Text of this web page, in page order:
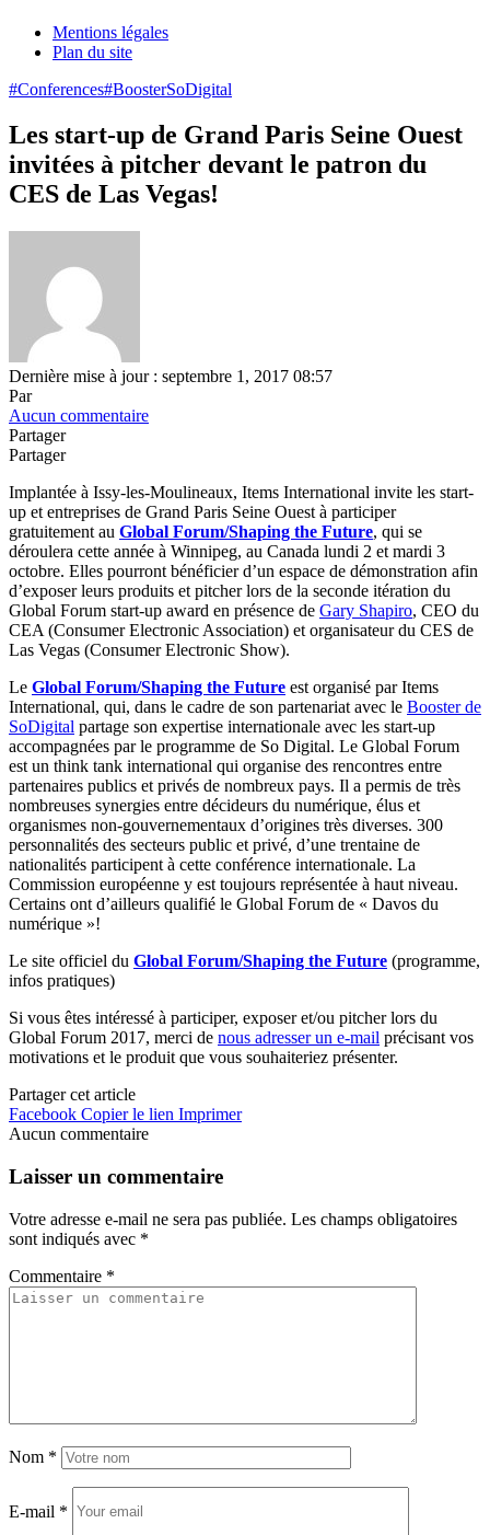
Mentions légales
Plan du site
#Conferences#BoosterSoDigital
Les start-up de Grand Paris Seine Ouest
invitées à pitcher devant le patron du
CES de Las Vegas!
Dernière mise à jour : septembre 1, 2017 08:57
Par
Aucun commentaire
Partager
Partager
Implantée à Issy-les-Moulineaux, Items International invite les start-
up et entreprises de Grand Paris Seine Ouest à participer
gratuitement au Global Forum/Shaping the Future, qui se
déroulera cette année à Winnipeg, au Canada lundi 2 et mardi 3
octobre. Elles pourront bénéficier d’un espace de démonstration afin
d’exposer leurs produits et pitcher lors de la seconde itération du
Global Forum start-up award en présence de Gary Shapiro, CEO du
CEA (Consumer Electronic Association) et organisateur du CES de
Las Vegas (Consumer Electronic Show).
Le Global Forum/Shaping the Future est organisé par Items
International, qui, dans le cadre de son partenariat avec le Booster de
SoDigital partage son expertise internationale avec les start-up
accompagnées par le programme de So Digital. Le Global Forum
est un think tank international qui organise des rencontres entre
partenaires publics et privés de nombreux pays. Il a permis de très
nombreuses synergies entre décideurs du numérique, élus et
organismes non-gouvernementaux d’origines très diverses. 300
personnalités des secteurs public et privé, d’une trentaine de
nationalités participent à cette conférence internationale. La
Commission européenne y est toujours représentée à haut niveau.
Certains ont d’ailleurs qualifié le Global Forum de « Davos du
numérique »!
Le site officiel du Global Forum/Shaping the Future (programme,
infos pratiques)
Si vous êtes intéressé à participer, exposer et/ou pitcher lors du
Global Forum 2017, merci de nous adresser un e-mail précisant vos
motivations et le produit que vous souhaiteriez présenter.
Partager cet article
Facebook Copier le lien Imprimer
Aucun commentaire
Laisser un commentaire
Votre adresse e-mail ne sera pas publiée. Les champs obligatoires
sont indiqués avec *
Commentaire *
Nom *
E-mail *